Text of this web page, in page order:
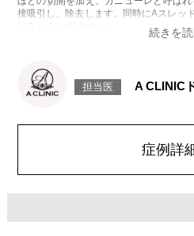
接吸引し、除去します。同時にAスレッ
目立たない部分から皮下へ挿入し、皮
感などが術後一時的に生じることがご
染症、左右差、施術箇所の知覚鈍麻、
顔の脂肪吸引箇所の追加 1ヶ所ごと
オプション：笑気麻酔 3,300円(税込)
担当医 A CLINIC
症例詳